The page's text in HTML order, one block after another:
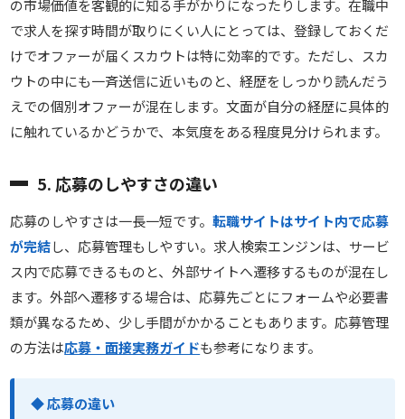
の市場価値を客観的に知る手がかりになったりします。在職中
で求人を探す時間が取りにくい人にとっては、登録しておくだ
けでオファーが届くスカウトは特に効率的です。ただし、スカ
ウトの中にも一斉送信に近いものと、経歴をしっかり読んだう
えでの個別オファーが混在します。文面が自分の経歴に具体的
に触れているかどうかで、本気度をある程度見分けられます。
5. 応募のしやすさの違い
応募のしやすさは一長一短です。転職サイトはサイト内で応募
が完結し、応募管理もしやすい。求人検索エンジンは、サービ
ス内で応募できるものと、外部サイトへ遷移するものが混在し
ます。外部へ遷移する場合は、応募先ごとにフォームや必要書
類が異なるため、少し手間がかかることもあります。応募管理
の方法は応募・面接実務ガイドも参考になります。
◆ 応募の違い